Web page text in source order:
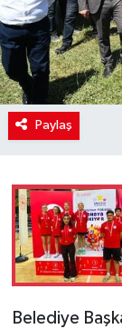
Paylaş
Belediye